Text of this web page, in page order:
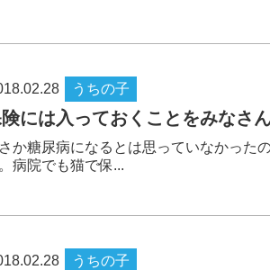
うちの子
には入っておくことをみなさ
か糖尿病になるとは思っていなかった
病院でも猫で保...
うちの子